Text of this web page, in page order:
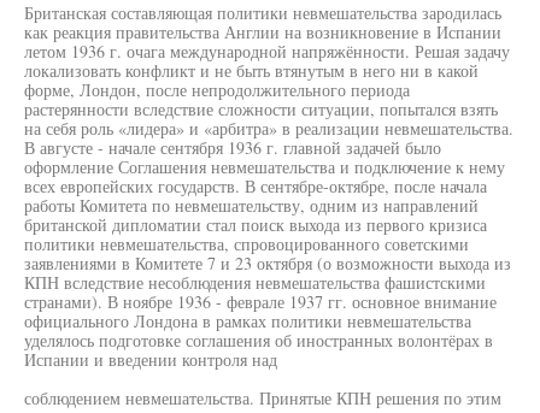
Британская составляющая политики невмешательства зародилась
как реакция правительства Англии на возникновение в Испании
летом 1936 г. очага международной напряжённости. Решая задачу
локализовать конфликт и не быть втянутым в него ни в какой
форме, Лондон, после непродолжительного периода
растерянности вследствие сложности ситуации, попытался взять
на себя роль «лидера» и «арбитра» в реализации невмешательства.
В августе - начале сентября 1936 г. главной задачей было
оформление Соглашения невмешательства и подключение к нему
всех европейских государств. В сентябре-октябре, после начала
работы Комитета по невмешательству, одним из направлений
британской дипломатии стал поиск выхода из первого кризиса
политики невмешательства, спровоцированного советскими
заявлениями в Комитете 7 и 23 октября (о возможности выхода из
КПН вследствие несоблюдения невмешательства фашистскими
странами). В ноябре 1936 - феврале 1937 гг. основное внимание
официального Лондона в рамках политики невмешательства
уделялось подготовке соглашения об иностранных волонтёрах в
Испании и введении контроля над
соблюдением невмешательства. Принятые КПН решения по этим